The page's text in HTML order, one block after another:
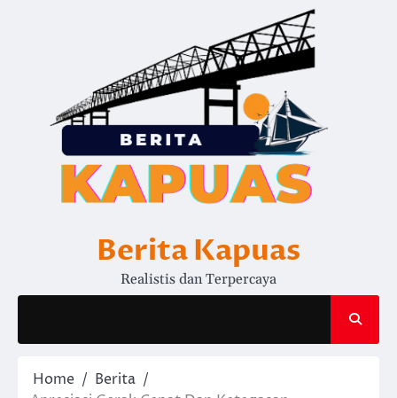
Berita Kapuas
Realistis dan Terpercaya
Home
Berita